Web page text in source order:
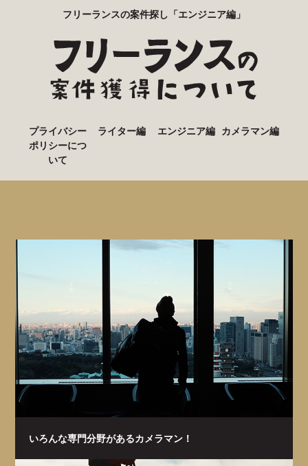
フリーランスの案件探し「エンジニア編」
プライバシー
ポリシーにつ
いて
ライター編 エンジニア編 カメラマン編
いろんな専門分野があるカメラマン！